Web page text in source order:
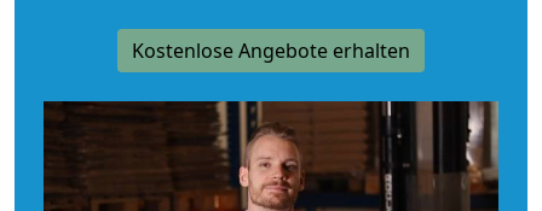
Kostenlose Angebote erhalten